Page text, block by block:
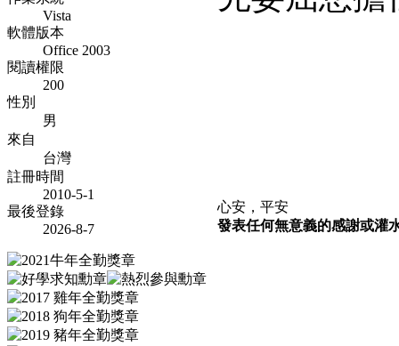
Vista
軟體版本
Office 2003
閱讀權限
200
性別
男
來自
台灣
註冊時間
2010-5-1
最後登錄
2026-8-7
心安，平安
發表任何無意義的感謝或灌